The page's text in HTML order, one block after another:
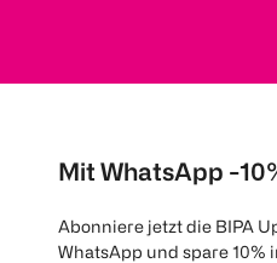
Mit WhatsApp -
Abonniere jetzt die BIPA
WhatsApp und spare 10%